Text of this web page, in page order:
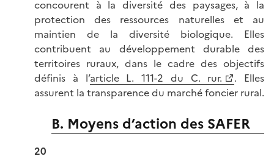
concourent à la diversité des paysages, à la
protection des ressources naturelles et au
maintien de la diversité biologique. Elles
contribuent au développement durable des
territoires ruraux, dans le cadre des objectifs
définis à l’article L. 111-2 du C. rur.
. Elles
assurent la transparence du marché foncier rural.
B. Moyens d’action des SAFER
20